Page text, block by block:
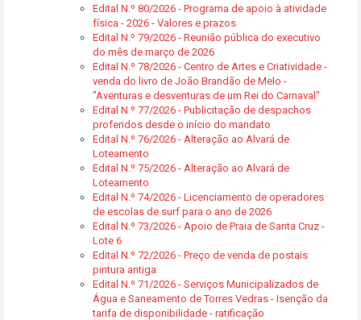
Edital N.º 80/2026 - Programa de apoio à atividade
física - 2026 - Valores e prazos
Edital N.º 79/2026 - Reunião pública do executivo
do mês de março de 2026
Edital N.º 78/2026 - Centro de Artes e Criatividade -
venda do livro de João Brandão de Melo -
"Aventuras e desventuras de um Rei do Carnaval"
Edital N.º 77/2026 - Publicitação de despachos
proferidos desde o início do mandato
Edital N.º 76/2026 - Alteração ao Alvará de
Loteamento
Edital N.º 75/2026 - Alteração ao Alvará de
Loteamento
Edital N.º 74/2026 - Licenciamento de operadores
de escolas de surf para o ano de 2026
Edital N.º 73/2026 - Apoio de Praia de Santa Cruz -
Lote 6
Edital N.º 72/2026 - Preço de venda de postais
pintura antiga
Edital N.º 71/2026 - Serviços Municipalizados de
Água e Saneamento de Torres Vedras - Isenção da
tarifa de disponibilidade - ratificação